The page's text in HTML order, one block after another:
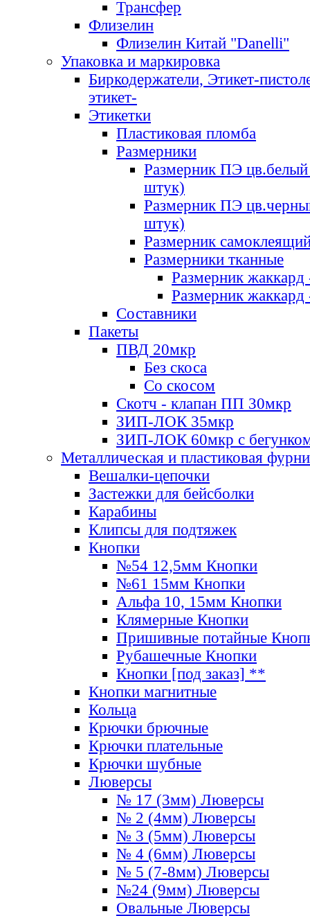
Трансфер
Флизелин
Флизелин Китай "Danelli"
Упаковка и маркировка
Биркодержатели, Этикет-
этикет-
Этикетки
Пластиковая пломба
Размерники
Размерник ПЭ цв.белый
штук)
Размерник ПЭ
штук)
Размерник
Размерники тканные
Размерник
Размерник
Составники
Пакеты
ПВД 20мкр
Без скоса
Со скосом
Скотч - клапан ПП 30мкр
ЗИП-ЛОК 35мкр
ЗИП-ЛОК 60мкр с
Металлическая и пластиковая
Вешалки-цепочки
Застежки для бейсболки
Карабины
Клипсы для подтяжек
Кнопки
№54 12,5мм Кнопки
№61 15мм Кнопки
Альфа 10, 15мм Кнопки
Клямерные Кнопки
Пришивные потайные
Рубашечные Кнопки
Кнопки [под заказ] **
Кнопки магнитные
Кольца
Крючки брючные
Крючки плательные
Крючки шубные
Люверсы
№ 17 (3мм) Люверсы
№ 2 (4мм) Люверсы
№ 3 (5мм) Люверсы
№ 4 (6мм) Люверсы
№ 5 (7-8мм) Люверсы
№24 (9мм) Люверсы
Овальные Люверсы